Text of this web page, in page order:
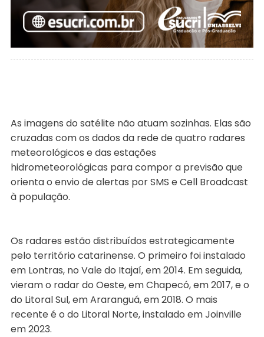
As imagens do satélite não atuam sozinhas. Elas são
cruzadas com os dados da rede de quatro radares
meteorológicos e das estações
hidrometeorológicas para compor a previsão que
orienta o envio de alertas por SMS e Cell Broadcast
à população.
Os radares estão distribuídos estrategicamente
pelo território catarinense. O primeiro foi instalado
em Lontras, no Vale do Itajaí, em 2014. Em seguida,
vieram o radar do Oeste, em Chapecó, em 2017, e o
do Litoral Sul, em Araranguá, em 2018. O mais
recente é o do Litoral Norte, instalado em Joinville
em 2023.